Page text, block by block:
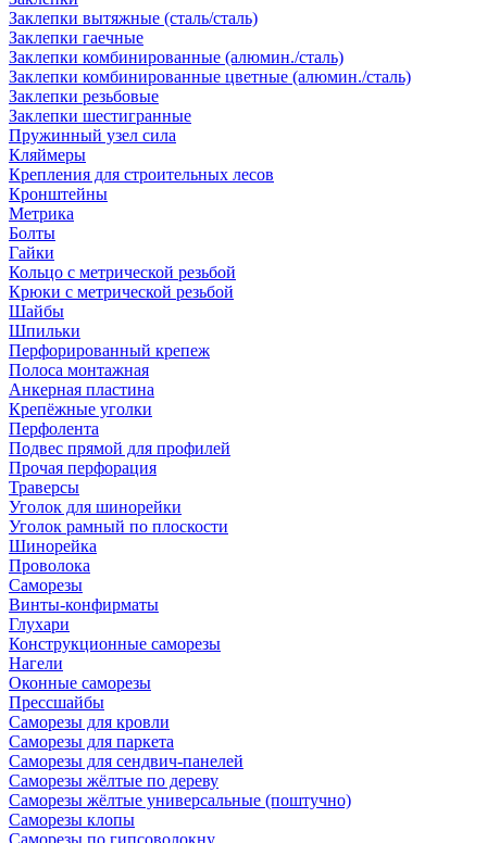
Заклепки вытяжные (сталь/сталь)
Заклепки гаечные
Заклепки комбинированные (алюмин./сталь)
Заклепки комбинированные цветные (алюмин./сталь)
Заклепки резьбовые
Заклепки шестигранные
Пружинный узел сила
Кляймеры
Крепления для строительных лесов
Кронштейны
Метрика
Болты
Гайки
Кольцо с метрической резьбой
Крюки с метрической резьбой
Шайбы
Шпильки
Перфорированный крепеж
Полоса монтажная
Анкерная пластина
Крепёжные уголки
Перфолента
Подвес прямой для профилей
Прочая перфорация
Траверсы
Уголок для шинорейки
Уголок рамный по плоскости
Шинорейка
Проволока
Саморезы
Винты-конфирматы
Глухари
Конструкционные саморезы
Нагели
Оконные саморезы
Прессшайбы
Саморезы для кровли
Саморезы для паркета
Саморезы для сендвич-панелей
Саморезы жёлтые по дереву
Саморезы жёлтые универсальные (поштучно)
Саморезы клопы
Саморезы по гипсоволокну